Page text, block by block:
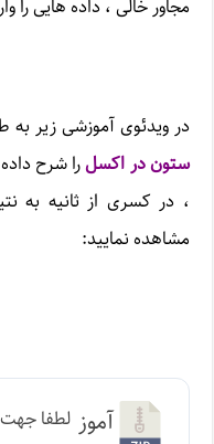
مجاور خالی ، داده هایی را
در ویدئوی آموزشی زیر به
ستون در اکسلرا شرح
، در کسری از ثانیه به
مشاهده نمایید:
آموز لطفا جهت